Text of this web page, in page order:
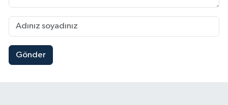
Gönder